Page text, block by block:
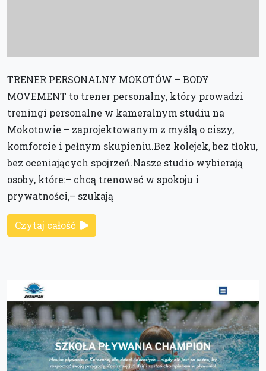
TRENER PERSONALNY MOKOTÓW – BODY
MOVEMENT to trener personalny, który prowadzi
treningi personalne w kameralnym studiu na
Mokotowie – zaprojektowanym z myślą o ciszy,
komforcie i pełnym skupieniu.Bez kolejek, bez tłoku,
bez oceniających spojrzeń.Nasze studio wybierają
osoby, które:– chcą trenować w spokoju i
prywatności,– szukają
Czytaj całość